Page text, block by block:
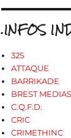
.INFOS
325
ATTAQUE
BARRIKADE
BREST
C.Q.F.D.
CRIC
CRIMETHINC